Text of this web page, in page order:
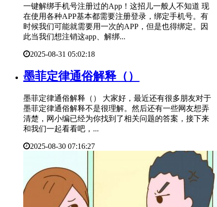
一键解绑手机号注册过的App！这招儿一般人不知道 现
在使用各种APP基本都需要注册登录，绑定手机号。有
时候我们可能就需要用一次的APP，但是也得绑定。因
此当我们想注销这app、解绑...
2025-08-31 05:02:18
​墨菲定律通俗解释（）
墨菲定律通俗解释（） 大家好，最近还有很多朋友对于
墨菲定律通俗解释不是很理解。然后还有一些网友想弄
清楚，网小编已经为你找到了相关问题的答案，接下来
和我们一起看看吧，...
2025-08-30 07:16:27